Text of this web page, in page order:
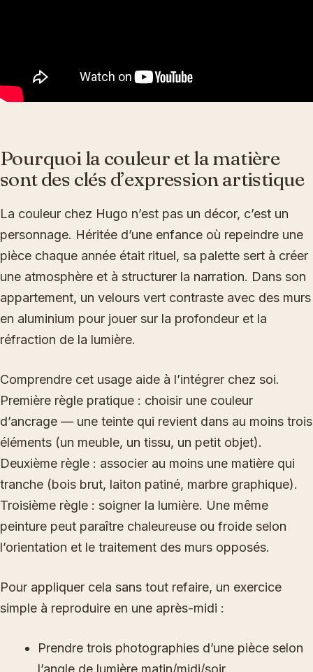
Pourquoi la couleur et la matière
sont des clés d’expression artistique
La couleur chez Hugo n’est pas un décor, c’est un
personnage. Héritée d’une enfance où repeindre une
pièce chaque année était rituel, sa palette sert à créer
une atmosphère et à structurer la narration. Dans son
appartement, un velours vert contraste avec des murs
en aluminium pour jouer sur la profondeur et la
réfraction de la lumière.
Comprendre cet usage aide à l’intégrer chez soi.
Première règle pratique : choisir une couleur
d’ancrage — une teinte qui revient dans au moins trois
éléments (un meuble, un tissu, un petit objet).
Deuxième règle : associer au moins une matière qui
tranche (bois brut, laiton patiné, marbre graphique).
Troisième règle : soigner la lumière. Une même
peinture peut paraître chaleureuse ou froide selon
l’orientation et le traitement des murs opposés.
Pour appliquer cela sans tout refaire, un exercice
simple à reproduire en une après-midi :
Prendre trois photographies d’une pièce selon
l’angle de lumière matin/midi/soir.